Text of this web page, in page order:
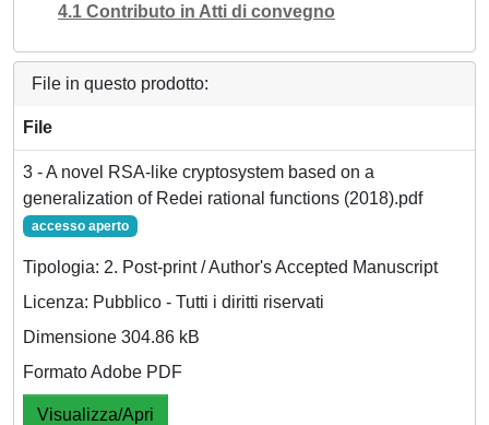
4.1 Contributo in Atti di convegno
File in questo prodotto:
File
3 - A novel RSA-like cryptosystem based on a
generalization of Redei rational functions (2018).pdf
accesso aperto
Tipologia: 2. Post-print / Author's Accepted Manuscript
Licenza: Pubblico - Tutti i diritti riservati
Dimensione 304.86 kB
Formato Adobe PDF
Visualizza/Apri